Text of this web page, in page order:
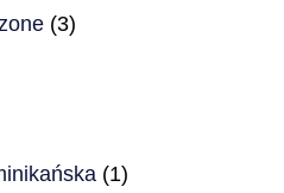
(3)
(1)